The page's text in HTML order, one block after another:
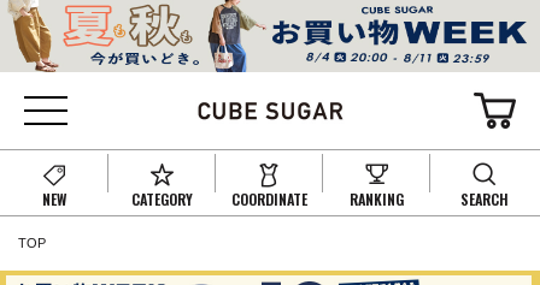
NEW CATEGORY COORDINATE RANKING SEARCH
TOP